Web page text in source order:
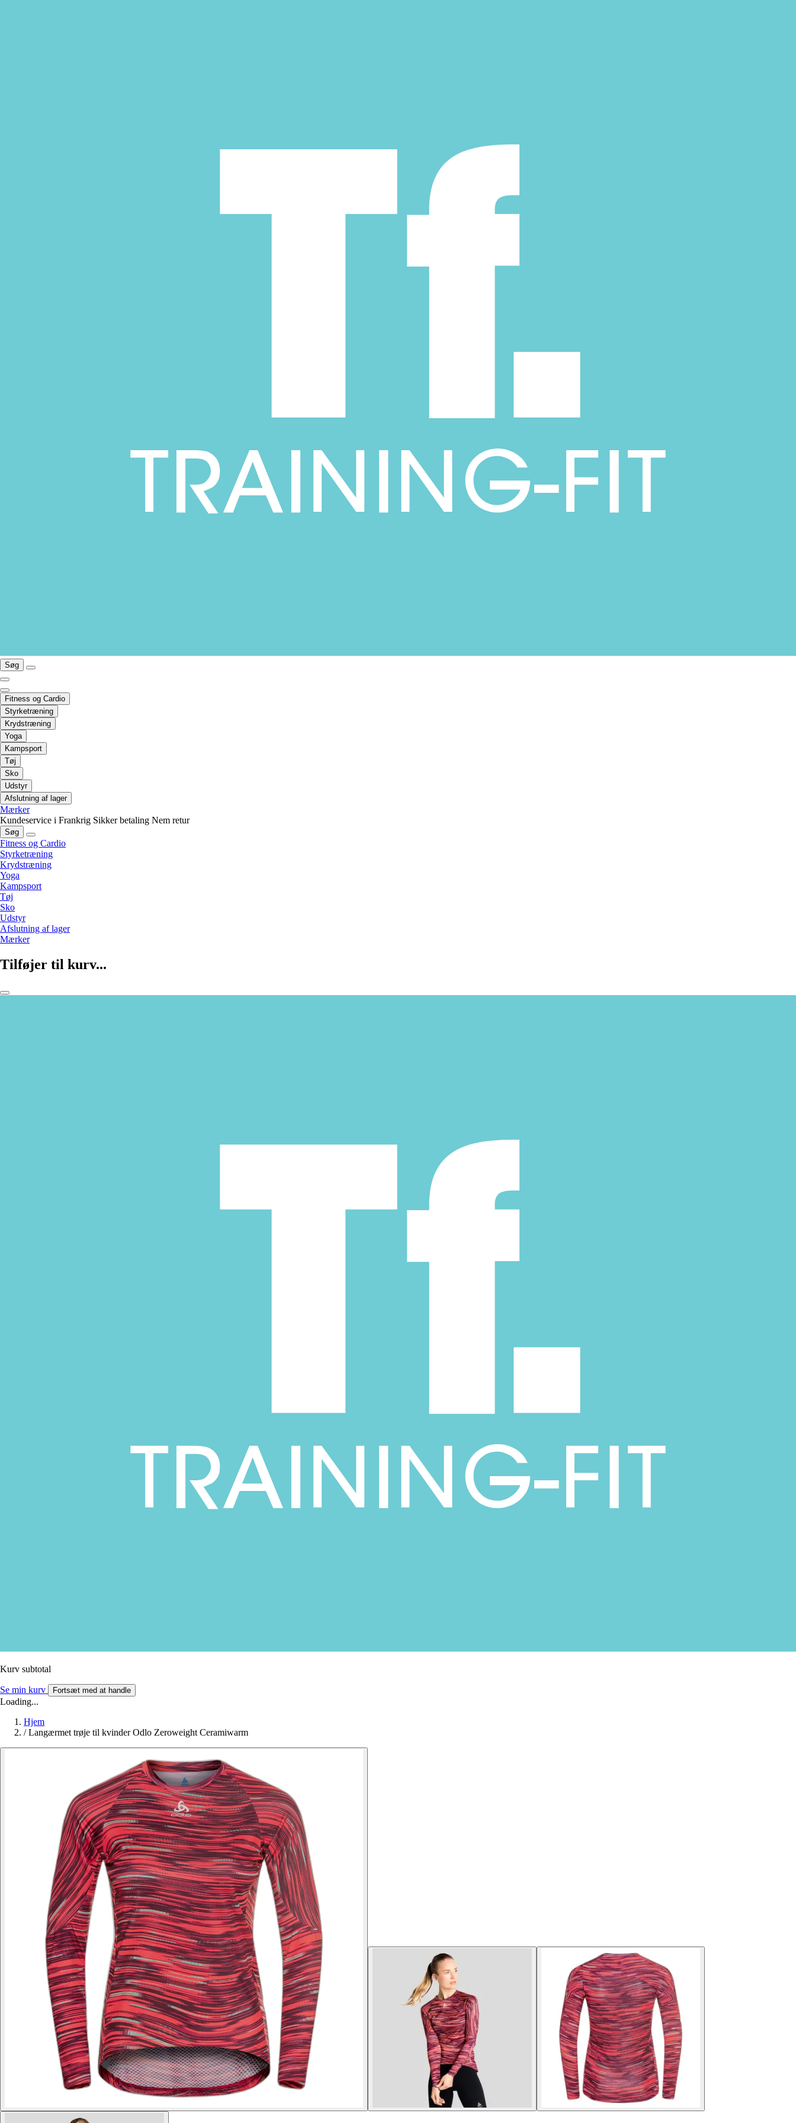
Søg
Fitness og Cardio
Styrketræning
Krydstræning
Yoga
Kampsport
Tøj
Sko
Udstyr
Afslutning af lager
Mærker
Kundeservice i Frankrig Sikker betaling Nem retur
Søg
Fitness og Cardio
Styrketræning
Krydstræning
Yoga
Kampsport
Tøj
Sko
Udstyr
Afslutning af lager
Mærker
Tilføjer til kurv...
Kurv subtotal
Se min kurv Fortsæt med at handle
Loading...
Hjem
/ Langærmet trøje til kvinder Odlo Zeroweight Ceramiwarm